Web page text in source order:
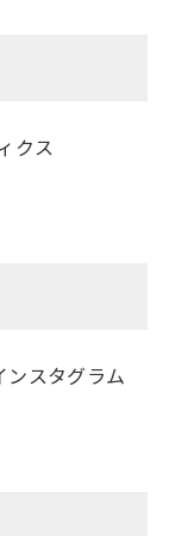
クス
ンスタグラム